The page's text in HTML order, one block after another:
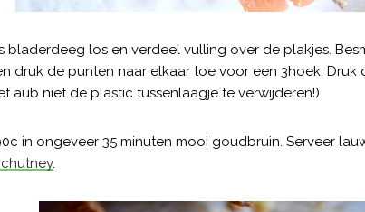
bladerdeeg los en verdeel vulling over de plakjes.
druk de punten naar elkaar toe voor een 3hoek. Druk
aub niet de plastic tussenlaagje te verwijderen!)
in ongeveer 35 minuten mooi goudbruin. Serveer
.